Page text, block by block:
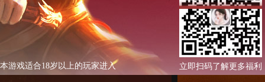
立即扫码了解更多福利
本游戏适合18岁以上的玩家进入